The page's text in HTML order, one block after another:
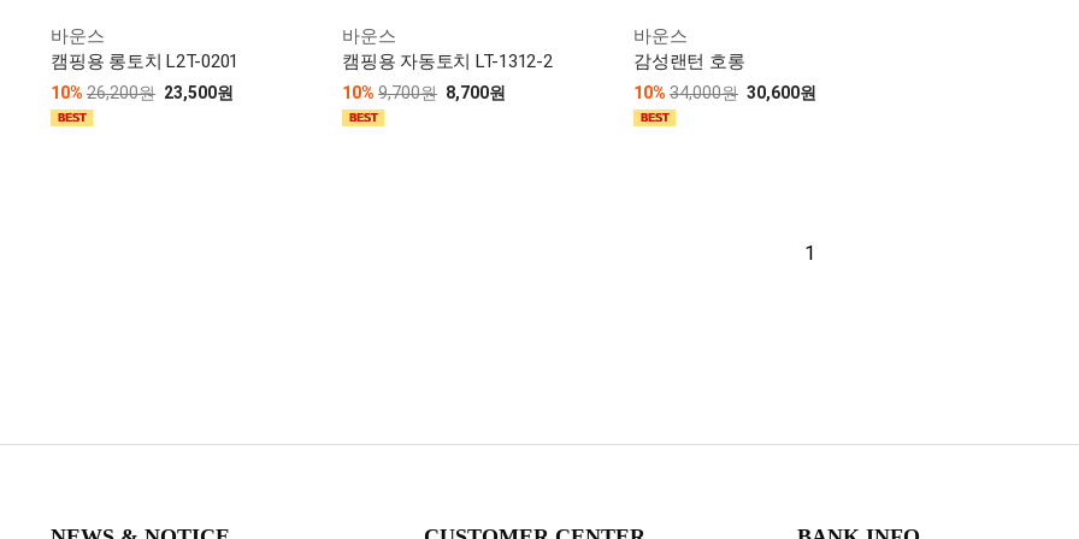
바운스
캠핑용 롱토치 L2T-0201
10% 26,200원 23,500원
바운스
캠핑용 자동토치 LT-1312-2
10% 9,700원 8,700원
바운스
감성랜턴 호롱
10% 34,000원 30,600원
1